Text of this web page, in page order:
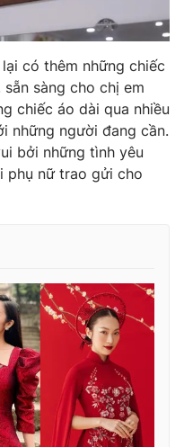
có thêm những chiếc
sàng cho chị em
chiếc áo dài qua nhiều
những người đang cần.
bởi những tình yêu
phụ nữ trao gửi cho